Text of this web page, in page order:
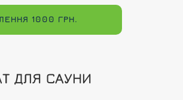
1000 ГРН.
ДЛЯ САУНИ